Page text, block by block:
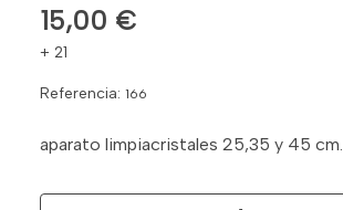
15,00 €
+ 21
Referencia: 166
aparato limpiacristales 25,35 y 45 cm.